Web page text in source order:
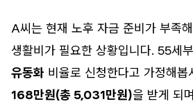
A씨는 현재 노후 자금 준비가 부족
생활비가 필요한 상황입니다. 55세
유동화 비율로 신청한다고 가정해봅
168만원(총 5,031만원)을 받게 되